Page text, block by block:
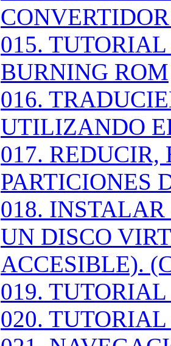
015.
BURNING ROM
016.
UTILIZANDO
017. REDUCIR,
PARTICIONES
018.
UN DISCO
ACCESIBLE).
019.
020.